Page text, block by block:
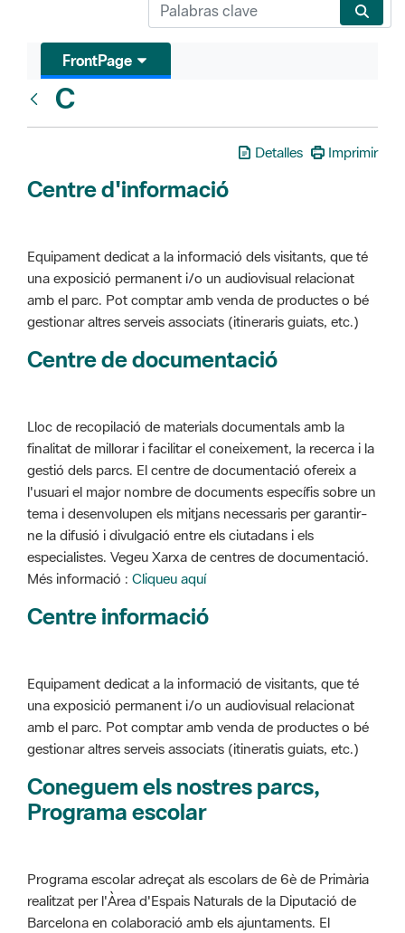
FrontPage
C
Detalles Imprimir
Centre d'informació
Equipament dedicat a la informació dels visitants, que té
una exposició permanent i/o un audiovisual relacionat
amb el parc. Pot comptar amb venda de productes o bé
gestionar altres serveis associats (itineraris guiats, etc.)
Centre de documentació
Lloc de recopilació de materials documentals amb la
finalitat de millorar i facilitar el coneixement, la recerca i la
gestió dels parcs. El centre de documentació ofereix a
l'usuari el major nombre de documents específis sobre un
tema i desenvolupen els mitjans necessaris per garantir-
ne la difusió i divulgació entre els ciutadans i els
especialistes. Vegeu Xarxa de centres de documentació.
Més informació : Cliqueu aquí
Centre informació
Equipament dedicat a la informació de visitants, que té
una exposició permanent i/o un audiovisual relacionat
amb el parc. Pot comptar amb venda de productes o bé
gestionar altres serveis associats (itineratis guiats, etc.)
Coneguem els nostres parcs,
Programa escolar
Programa escolar adreçat als escolars de 6è de Primària
realitzat per l'Àrea d'Espais Naturals de la Diputació de
Barcelona en colaboració amb els ajuntaments. El